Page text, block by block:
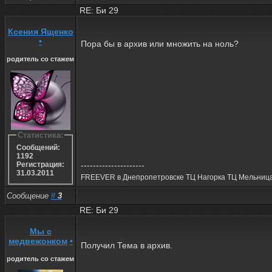
RE: Би 29
Ксения Ященко
•
родитель со стажем
Статистика:
Сообщений:
1192
Регистрация:
31.03.2011
Пора бы в архив или множить на ноль?
---------------------
FREEVER в Днепропетровске ТЦ Нагорка ТЦ
Сообщение # 3
RE: Би 29
Мы с
медвежонком •
родитель со стажем
Получил Тема в архив.